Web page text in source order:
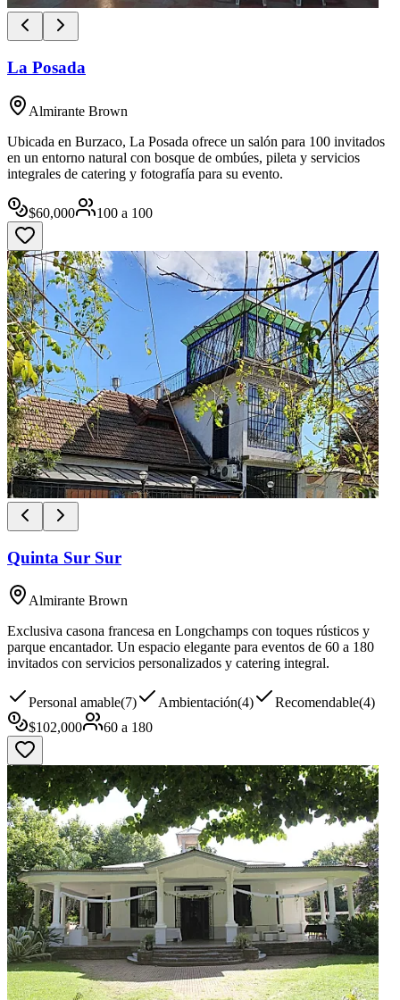
La Posada
Almirante Brown
Ubicada en Burzaco, La Posada ofrece un salón para 100 invitados
en un entorno natural con bosque de ombúes, pileta y servicios
integrales de catering y fotografía para su evento.
$60,000 100 a 100
Quinta Sur Sur
Almirante Brown
Exclusiva casona francesa en Longchamps con toques rústicos y
parque encantador. Un espacio elegante para eventos de 60 a 180
invitados con servicios personalizados y catering integral.
Personal amable(7) Ambientación(4) Recomendable(4)
$102,000 60 a 180